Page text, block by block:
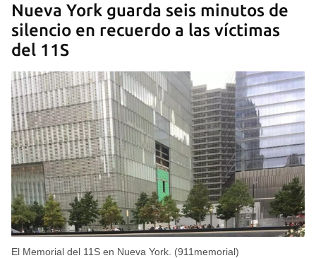
Nueva York guarda seis minutos de
silencio en recuerdo a las víctimas
del 11S
El Memorial del 11S en Nueva York. (911memorial)